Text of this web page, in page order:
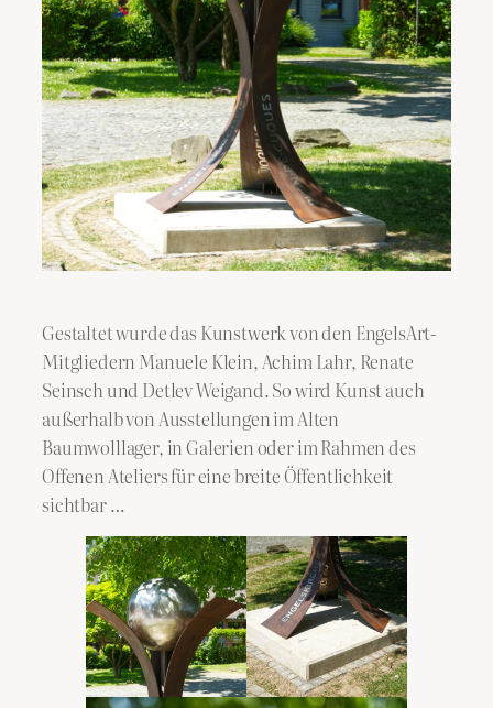
Gestaltet wurde das Kunstwerk von den EngelsArt-
Mitgliedern Manuele Klein, Achim Lahr, Renate
Seinsch und Detlev Weigand. So wird Kunst auch
außerhalb von Ausstellungen im Alten
Baumwolllager, in Galerien oder im Rahmen des
Offenen Ateliers für eine breite Öffentlichkeit
sichtbar …